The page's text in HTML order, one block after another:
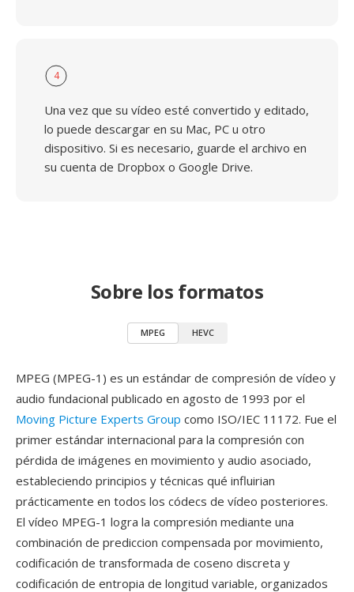
4
Una vez que su vídeo esté convertido y editado,
lo puede descargar en su Mac, PC u otro
dispositivo. Si es necesario, guarde el archivo en
su cuenta de Dropbox o Google Drive.
Sobre los formatos
MPEG HEVC
MPEG (MPEG-1) es un estándar de compresión de vídeo y
audio fundacional publicado en agosto de 1993 por el
Moving Picture Experts Group como ISO/IEC 11172. Fue el
primer estándar internacional para la compresión con
pérdida de imágenes en movimiento y audio asociado,
estableciendo principios y técnicas qué influirian
prácticamente en todos los códecs de vídeo posteriores.
El vídeo MPEG-1 logra la compresión mediante una
combinación de prediccion compensada por movimiento,
codificación de transformada de coseno discreta y
codificación de entropia de longitud variable, organizados